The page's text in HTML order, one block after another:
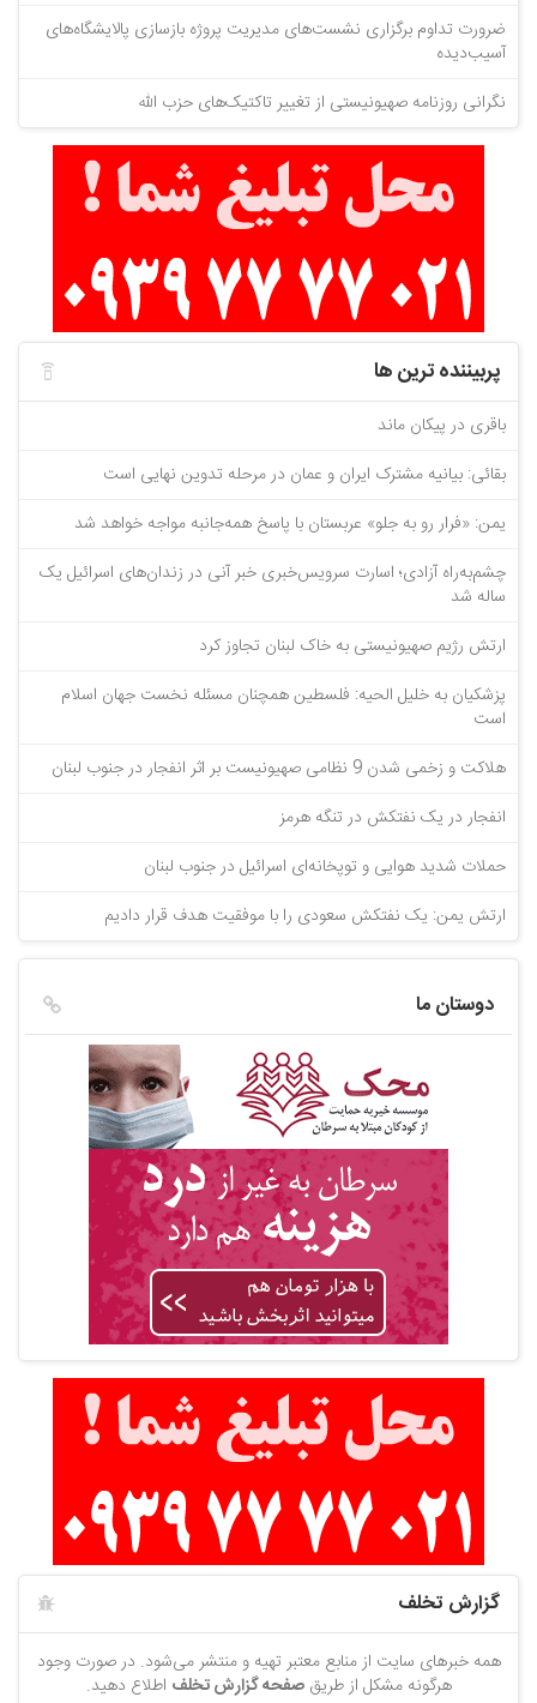
ضرورت تداوم برگزاری نشست‌های مدیریت پروژه بازسازی پالایشگاه‌های
آسیب‌دیده
نگرانی روزنامه صهیونیستی از تغییر تاکتیک‌های حزب الله
پربیننده ترین ها
باقری در پیکان ماند
بقائی: بیانیه مشترک ایران و عمان در مرحله تدوین نهایی است
یمن: «فرار رو به جلو» عربستان با پاسخ همه‌جانبه‌ مواجه خواهد شد
چشم‌به‌راه آزادی؛ اسارت سرویس‌خبری خبر آنی در زندان‌های اسرائیل یک
ساله شد
ارتش رژیم صهیونیستی به خاک لبنان تجاوز کرد
پزشکیان به خلیل الحیه: فلسطین همچنان مسئله نخست جهان اسلام
است
هلاکت و زخمی شدن 9 نظامی صهیونیست بر اثر انفجار در جنوب لبنان
انفجار در یک نفتکش در تنگه هرمز
حملات شدید هوایی و توپخانه‌ای اسرائیل در جنوب لبنان
ارتش یمن: یک نفتکش سعودی را با موفقیت هدف قرار دادیم
دوستان ما
گزارش تخلف
همه خبرهای سایت از منابع معتبر تهیه و منتشر می‌شود. در صورت وجود
هرگونه مشکل از طریقصفحه گزارش تخلف اطلاع دهید.